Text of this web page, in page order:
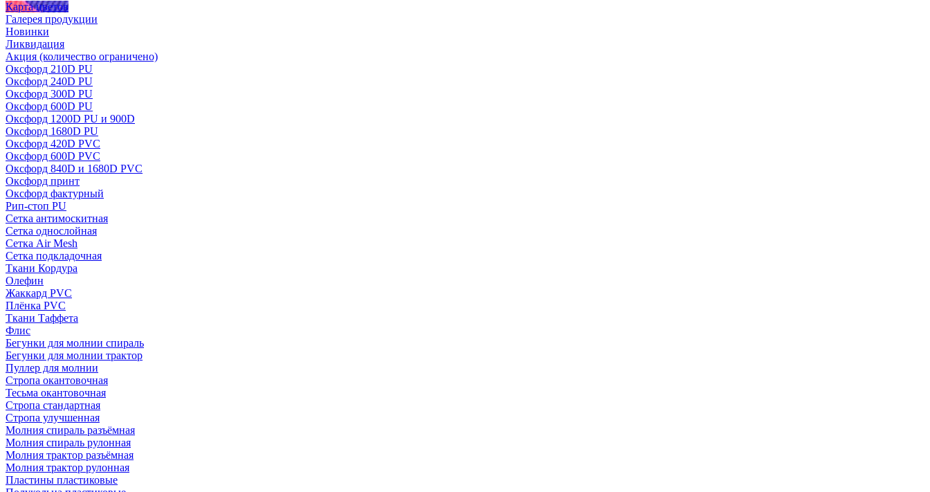
Карта цветов
Галерея продукции
Новинки
Ликвидация
Акция (количество ограничено)
Оксфорд 210D PU
Оксфорд 240D PU
Оксфорд 300D PU
Оксфорд 600D PU
Оксфорд 1200D PU и 900D
Оксфорд 1680D PU
Оксфорд 420D PVC
Оксфорд 600D PVC
Оксфорд 840D и 1680D PVC
Оксфорд принт
Оксфорд фактурный
Рип-стоп PU
Сетка антимоскитная
Сетка однослойная
Сетка Air Mesh
Сетка подкладочная
Ткани Кордура
Олефин
Жаккард PVC
Плёнка PVC
Ткани Таффета
Флис
Бегунки для молнии спираль
Бегунки для молнии трактор
Пуллер для молнии
Стропа окантовочная
Тесьма окантовочная
Стропа стандартная
Стропа улучшенная
Молния спираль разъёмная
Молния спираль рулонная
Молния трактор разъёмная
Молния трактор рулонная
Пластины пластиковые